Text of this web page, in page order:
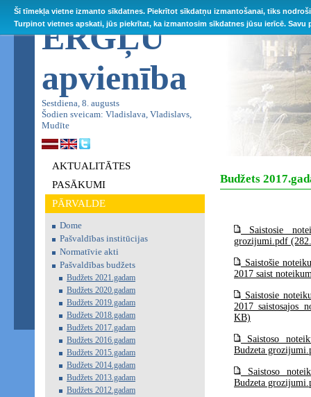
Šī tīmekļa vietne izmanto sīkdatnes. Piekrītot sīkdatņu izmantošanai, tiks
Turpinot vietnes apskati, jūs piekrītat, ka izmantosim sīkdatnes jūsu ierīcē.
ĒRGĻU
apvienība
Sestdiena, 8. augusts
Šodien sveicam: Vladislava, Vladislavs,
Mudīte
AKTUALITĀTES
PASĀKUMI
PĀRVALDE
Dome
Pašvaldības institūcijas
Normatīvie akti
Pašvaldības budžets
Budžets 2021.gadam
Budžets 2020.gadam
Budžets 2019.gadam
Budžets 2018.gadam
Budžets 2017.gadam
Budžets 2016.gadam
Budžets 2015.gadam
Budžets 2014.gadam
Budžets 2013.gadam
Budžets 2012.gadam
Budžets
Saistosie
grozijumi.pdf
Saistošie
2017 saist
Saistosie
2017 saistosajos
KB)
Saistoso
Budzeta
Saistoso
Budzeta